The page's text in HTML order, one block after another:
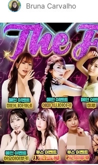
Bruna Carvalho